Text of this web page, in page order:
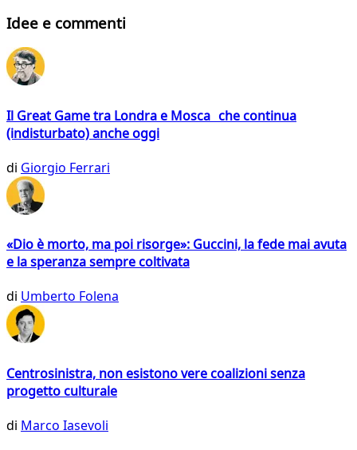
Idee e commenti
Il Great Game tra Londra e Mosca che continua
(indisturbato) anche oggi
di Giorgio Ferrari
«Dio è morto, ma poi risorge»: Guccini, la fede mai avuta
e la speranza sempre coltivata
di Umberto Folena
Centrosinistra, non esistono vere coalizioni senza
progetto culturale
di Marco Iasevoli